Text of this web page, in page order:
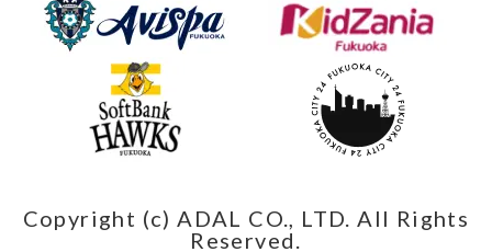
Copyright (c) ADAL CO., LTD. All Rights
Reserved.